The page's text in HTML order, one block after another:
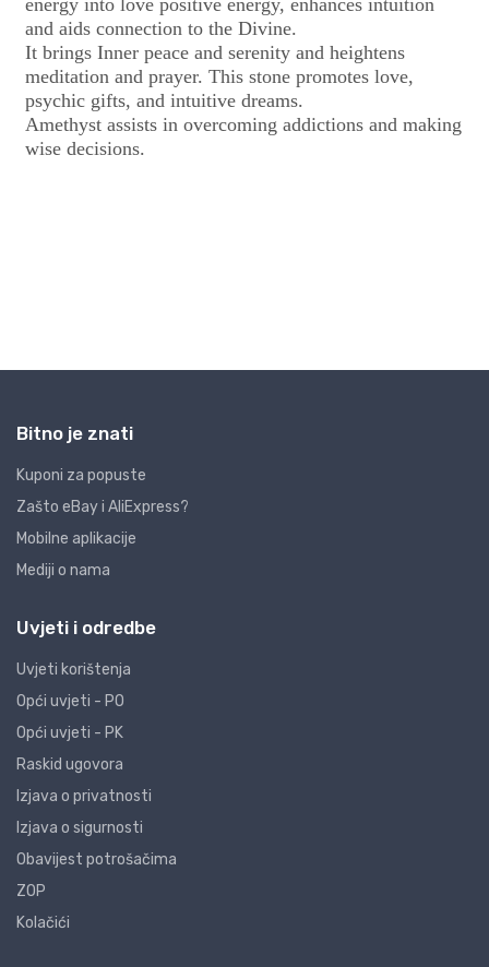
Bitno je znati
Kuponi za popuste
Zašto eBay i AliExpress?
Mobilne aplikacije
Mediji o nama
Uvjeti i odredbe
Uvjeti korištenja
Opći uvjeti - PO
Opći uvjeti - PK
Raskid ugovora
Izjava o privatnosti
Izjava o sigurnosti
Obavijest potrošačima
ZOP
Kolačići